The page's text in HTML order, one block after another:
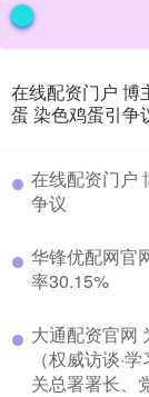
在线配资门户 博
蛋 染色鸡蛋引争
在线配资门户
争议
华锋优配网官
率30.15%
大通配资官网
（权威访谈·
关总署署长、